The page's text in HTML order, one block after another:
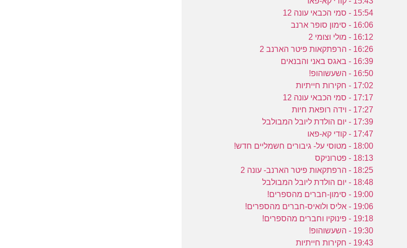
15:54 - סמי הכבאי עונה 12
16:06 - סימון סופר ארנב
16:12 - מולי וצומי 2
16:26 - הרפתקאות פיטר הארנב 2
16:39 - באגס באני והבנאים
16:50 - השעשוהופ!
17:02 - חקירות חייתיות
17:17 - סמי הכבאי עונה 12
17:27 - וידה רופאת חיות
17:39 - יום הולדת ליובל המבולבל
17:47 - קודי קא-פאו
18:00 - מטוסי על- גיבורים חשמליים חדש!
18:13 - פטרוניקס
18:25 - הרפתקאות פיטר הארנב- עונה 2
18:48 - יום הולדת ליובל המבולבל
19:00 - סימון-חברים מהספרים!
19:06 - אליס ולואיס-חברים מהספרים!
19:18 - פינוקיו וחברים מהספרים!
19:30 - השעשוהופ!
19:43 - חקירות חייתיות